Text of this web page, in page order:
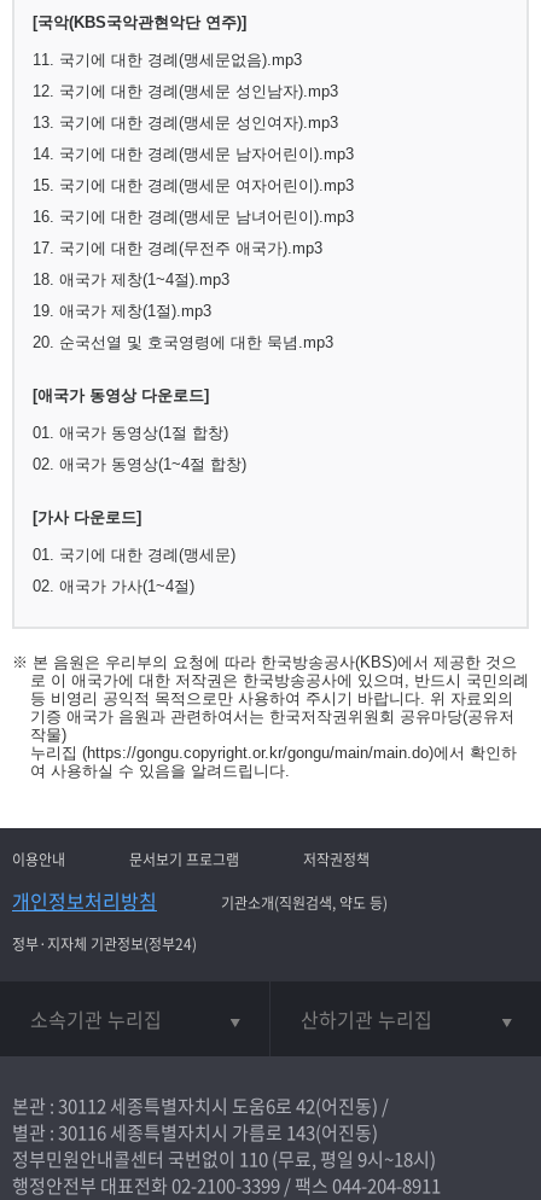
[국악(KBS국악관현악단 연주)]
11. 국기에 대한 경례(맹세문없음).mp3
12. 국기에 대한 경례(맹세문 성인남자).mp3
13. 국기에 대한 경례(맹세문 성인여자).mp3
14. 국기에 대한 경례(맹세문 남자어린이).mp3
15. 국기에 대한 경례(맹세문 여자어린이).mp3
16. 국기에 대한 경례(맹세문 남녀어린이).mp3
17. 국기에 대한 경례(무전주 애국가).mp3
18. 애국가 제창(1~4절).mp3
19. 애국가 제창(1절).mp3
20. 순국선열 및 호국영령에 대한 묵념.mp3
[애국가 동영상 다운로드]
01. 애국가 동영상(1절 합창)
02. 애국가 동영상(1~4절 합창)
[가사 다운로드]
01. 국기에 대한 경례(맹세문)
02. 애국가 가사(1~4절)
※ 본 음원은 우리부의 요청에 따라 한국방송공사(KBS)에서 제공한 것으
로 이 애국가에 대한 저작권은 한국방송공사에 있으며, 반드시 국민의례
등 비영리 공익적 목적으로만 사용하여 주시기 바랍니다. 위 자료외의
기증 애국가 음원과 관련하여서는 한국저작권위원회 공유마당(공유저
작물)
누리집 (https://gongu.copyright.or.kr/gongu/main/main.do)에서 확인하
여 사용하실 수 있음을 알려드립니다.
이용안내 문서보기 프로그램 저작권정책
개인정보처리방침
기관소개(직원검색, 약도 등)
정부·지자체 기관정보(정부24)
소속기관 누리집 산하기관 누리집
본관 : 30112 세종특별자치시 도움6로 42(어진동) /
별관 : 30116 세종특별자치시 가름로 143(어진동)
정부민원안내콜센터 국번없이 110(무료, 평일 9시~18시)
행정안전부 대표전화02-2100-3399/ 팩스 044-204-8911